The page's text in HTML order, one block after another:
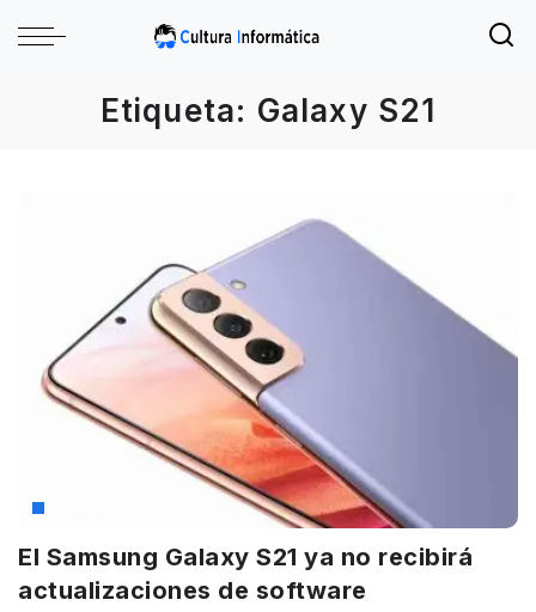
Etiqueta: Galaxy S21
El Samsung Galaxy S21 ya no recibirá
actualizaciones de software